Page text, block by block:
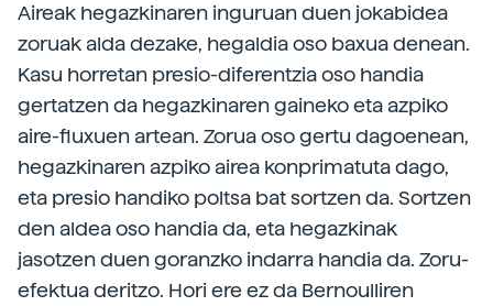
Aireak hegazkinaren inguruan duen jokabidea
zoruak alda dezake, hegaldia oso baxua denean.
Kasu horretan presio-diferentzia oso handia
gertatzen da hegazkinaren gaineko eta azpiko
aire-fluxuen artean. Zorua oso gertu dagoenean,
hegazkinaren azpiko airea konprimatuta dago,
eta presio handiko poltsa bat sortzen da. Sortzen
den aldea oso handia da, eta hegazkinak
jasotzen duen goranzko indarra handia da. Zoru-
efektua deritzo. Hori ere ez da Bernoulliren